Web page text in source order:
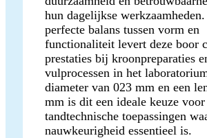
hun dagelijkse
perfecte balans tussen vorm en
functionaliteit levert deze boor
prestaties bij kroonpreparaties
vulprocessen in het
diameter van 023 mm en een
mm is dit een ideale keuze voor
tandtechnische toepassingen
nauwkeurigheid essentieel is.